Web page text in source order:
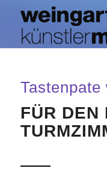
Tastenpate
FÜR DEN